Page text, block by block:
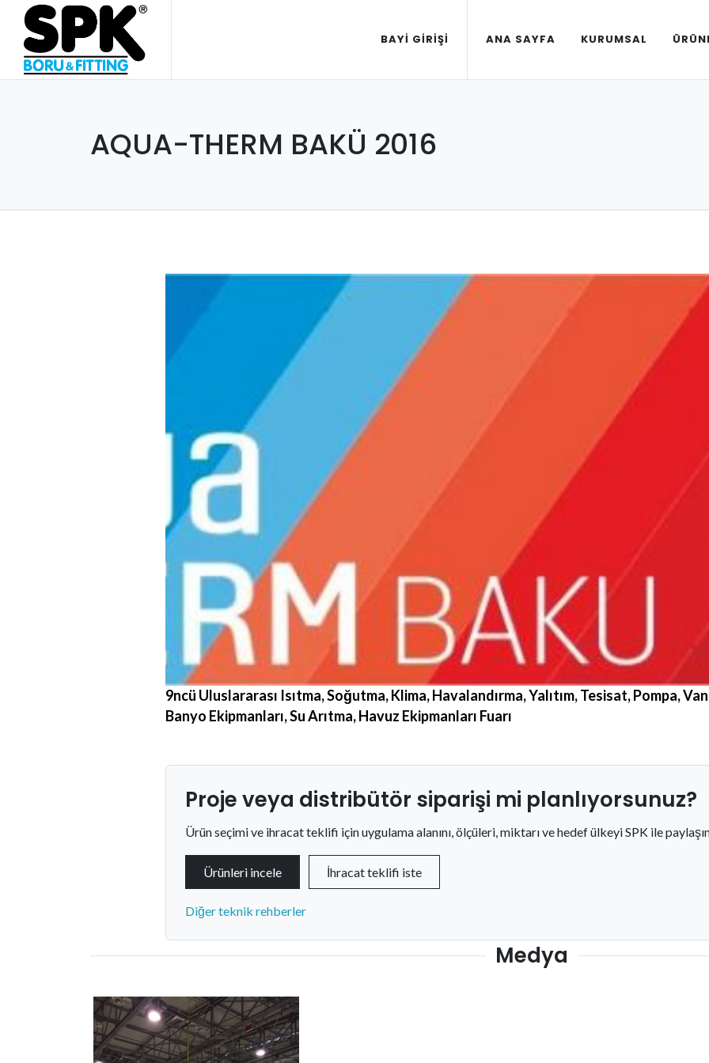
BAYI GIRIŞI ANA SAYFA KURUMSAL
AQUA-THERM BAKÜ 2016
9ncü Uluslararası Isıtma, Soğutma, Klima, Havalandırma, Yalıtım, Tesisat, Pompa,
Banyo Ekipmanları, Su Arıtma, Havuz Ekipmanları Fuarı
Proje veya distribütör siparişi mi planlıyorsunuz?
Ürün seçimi ve ihracat teklifi için uygulama alanını, ölçüleri, miktarı ve hedef ülkeyi SPK ile
Ürünleri incele İhracat teklifi iste
Diğer teknik rehberler
Medya